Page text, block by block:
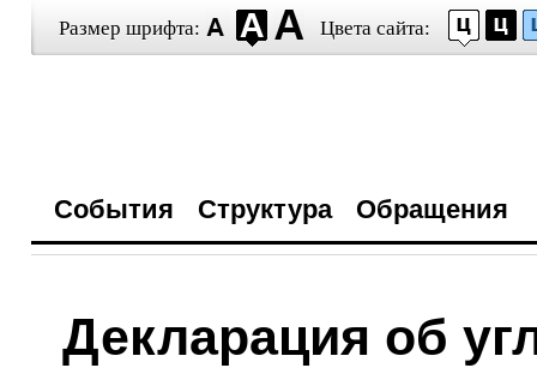
Размер шрифта: Цвета сайта:
События Структура Обращения
Декларация об